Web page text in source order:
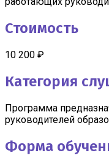
Стоимость
10 200 ₽
Категория
Программа
руководителей
Форма